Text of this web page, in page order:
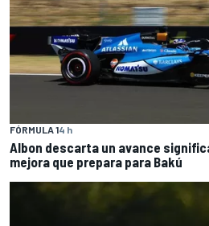
FÓRMULA 14 h
Albon descarta un avance
mejora que prepara para Bakú